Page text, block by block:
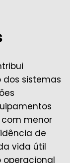
sistemas
menor
de
vida útil
operacional